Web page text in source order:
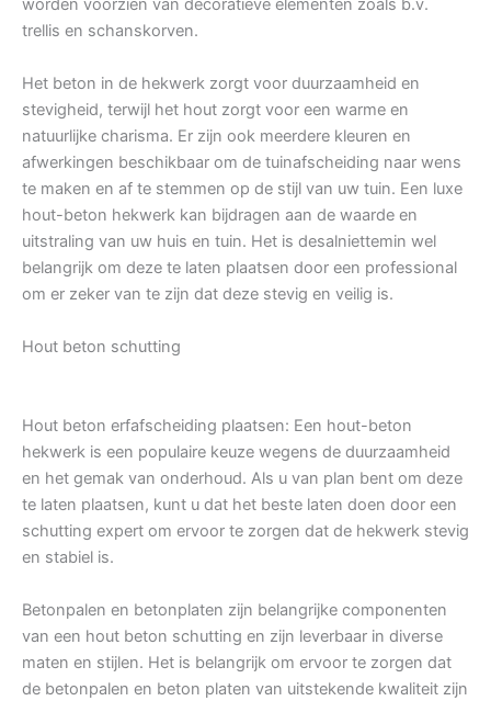
worden voorzien van decoratieve elementen zoals b.v.
trellis en schanskorven.
Het beton in de hekwerk zorgt voor duurzaamheid en
stevigheid, terwijl het hout zorgt voor een warme en
natuurlijke charisma. Er zijn ook meerdere kleuren en
afwerkingen beschikbaar om de tuinafscheiding naar wens
te maken en af te stemmen op de stijl van uw tuin. Een luxe
hout-beton hekwerk kan bijdragen aan de waarde en
uitstraling van uw huis en tuin. Het is desalniettemin wel
belangrijk om deze te laten plaatsen door een professional
om er zeker van te zijn dat deze stevig en veilig is.
Hout beton schutting
Hout beton erfafscheiding plaatsen: Een hout-beton
hekwerk is een populaire keuze wegens de duurzaamheid
en het gemak van onderhoud. Als u van plan bent om deze
te laten plaatsen, kunt u dat het beste laten doen door een
schutting expert om ervoor te zorgen dat de hekwerk stevig
en stabiel is.
Betonpalen en betonplaten zijn belangrijke componenten
van een hout beton schutting en zijn leverbaar in diverse
maten en stijlen. Het is belangrijk om ervoor te zorgen dat
de betonpalen en beton platen van uitstekende kwaliteit zijn